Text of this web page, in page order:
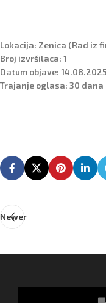
Lokacija: Zenica (Rad iz
Broj izvršilaca: 1
Datum objave:
Trajanje oglasa: 30 dana
Newer